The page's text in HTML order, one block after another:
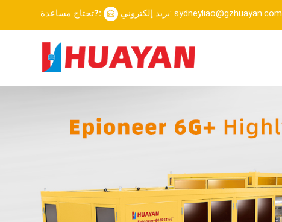
تحتاج مساعدة?: بريد إلكتروني: sydneyliao@gzhuayan.com